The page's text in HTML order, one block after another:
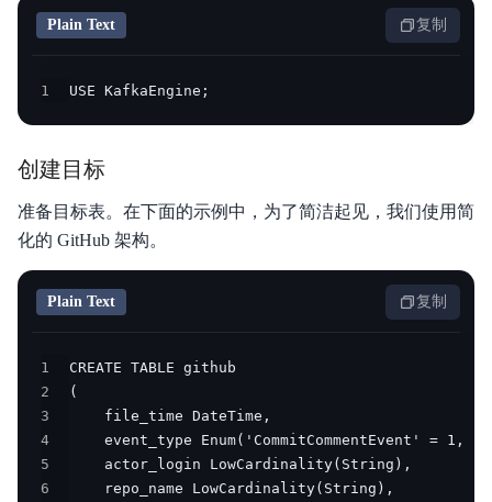
Plain Text 复制
1 USE KafkaEngine;
创建目标
准备目标表。在下面的示例中，为了简洁起见，我们使用简
化的 GitHub 架构。
Plain Text 复制
1
2
3
4
5
6